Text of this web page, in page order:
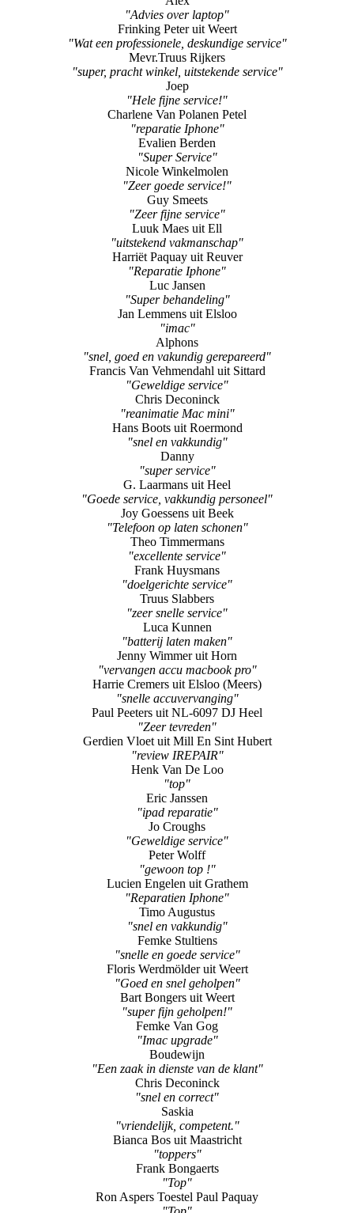
"Advies over laptop"
Frinking Peter uit Weert
"Wat een professionele, deskundige service"
Mevr.Truus Rijkers
"super, pracht winkel, uitstekende service"
Joep
"Hele fijne service!"
Charlene Van Polanen Petel
"reparatie Iphone"
Evalien Berden
"Super Service"
Nicole Winkelmolen
"Zeer goede service!"
Guy Smeets
"Zeer fijne service"
Luuk Maes uit Ell
"uitstekend vakmanschap"
Harriët Paquay uit Reuver
"Reparatie Iphone"
Luc Jansen
"Super behandeling"
Jan Lemmens uit Elsloo
"imac"
Alphons
"snel, goed en vakundig gerepareerd"
Francis Van Vehmendahl uit Sittard
"Geweldige service"
Chris Deconinck
"reanimatie Mac mini"
Hans Boots uit Roermond
"snel en vakkundig"
Danny
"super service"
G. Laarmans uit Heel
"Goede service, vakkundig personeel"
Joy Goessens uit Beek
"Telefoon op laten schonen"
Theo Timmermans
"excellente service"
Frank Huysmans
"doelgerichte service"
Truus Slabbers
"zeer snelle service"
Luca Kunnen
"batterij laten maken"
Jenny Wimmer uit Horn
"vervangen accu macbook pro"
Harrie Cremers uit Elsloo (Meers)
"snelle accuvervanging"
Paul Peeters uit NL-6097 DJ Heel
"Zeer tevreden"
Gerdien Vloet uit Mill En Sint Hubert
"review IREPAIR"
Henk Van De Loo
"top"
Eric Janssen
"ipad reparatie"
Jo Croughs
"Geweldige service"
Peter Wolff
"gewoon top !"
Lucien Engelen uit Grathem
"Reparatien Iphone"
Timo Augustus
"snel en vakkundig"
Femke Stultiens
"snelle en goede service"
Floris Werdmölder uit Weert
"Goed en snel geholpen"
Bart Bongers uit Weert
"super fijn geholpen!"
Femke Van Gog
"Imac upgrade"
Boudewijn
"Een zaak in dienste van de klant"
Chris Deconinck
"snel en correct"
Saskia
"vriendelijk, competent."
Bianca Bos uit Maastricht
"toppers"
Frank Bongaerts
"Top"
Ron Aspers Toestel Paul Paquay